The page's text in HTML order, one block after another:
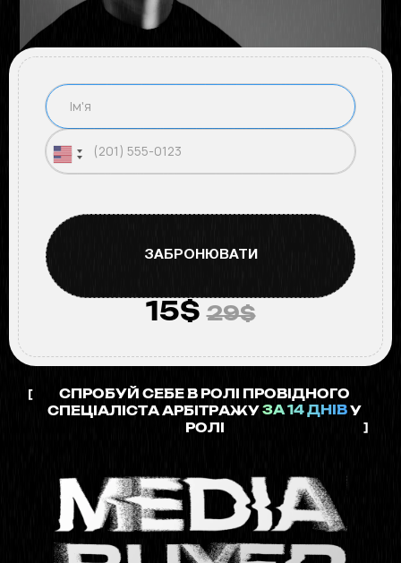
15$29$
[
СПРОБУЙ СЕБЕ В РОЛІ ПРОВІДНОГО
СПЕЦІАЛІСТА АРБІТРАЖУЗА 14 ДНІВ У
РОЛІ
]